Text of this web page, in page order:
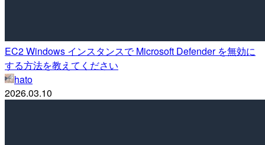
EC2 Windows インスタンスで Microsoft Defender を無効に
する方法を教えてください
hato
2026.03.10